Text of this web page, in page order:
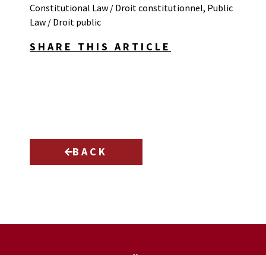
Constitutional Law / Droit constitutionnel, Public
Law / Droit public
SHARE THIS ARTICLE
BACK